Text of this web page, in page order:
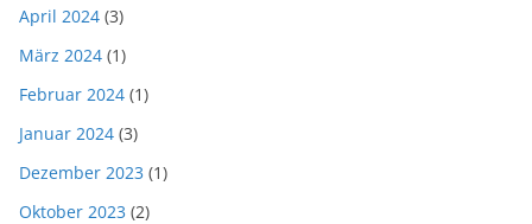
April 2024 (3)
März 2024 (1)
Februar 2024 (1)
Januar 2024 (3)
Dezember 2023 (1)
Oktober 2023 (2)